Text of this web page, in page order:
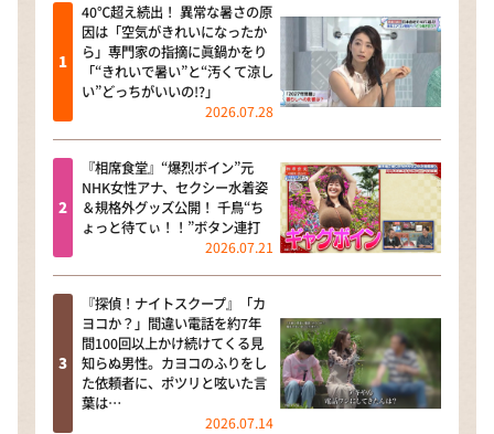
40℃超え続出！ 異常な暑さの原
因は「空気がきれいになったか
ら」専門家の指摘に眞鍋かをり
「“きれいで暑い”と“汚くて涼し
い”どっちがいいの!?」
2026.07.28
『相席食堂』“爆烈ボイン”元
NHK女性アナ、セクシー水着姿
＆規格外グッズ公開！ 千鳥“ち
ょっと待てぃ！！”ボタン連打
2026.07.21
『探偵！ナイトスクープ』「カ
ヨコか？」間違い電話を約7年
間100回以上かけ続けてくる見
知らぬ男性。カヨコのふりをし
た依頼者に、ポツリと呟いた言
葉は…
2026.07.14